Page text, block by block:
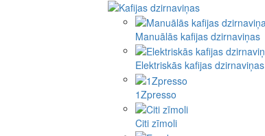
Manuālās kafijas dzirnaviņas
Elektriskās kafijas dzirnaviņas
1Zpresso
Citi zīmoli